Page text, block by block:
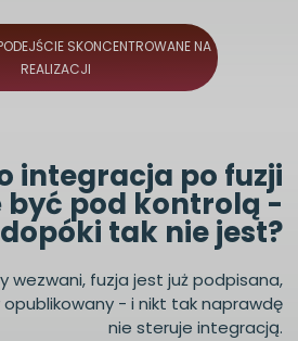
SKONCENTROWANE NA
REALIZACJI
integracja po fuzji
być pod kontrolą -
dopóki tak nie jest?
wezwani, fuzja jest już podpisana,
- i nikt tak naprawdę
nie steruje integracją.